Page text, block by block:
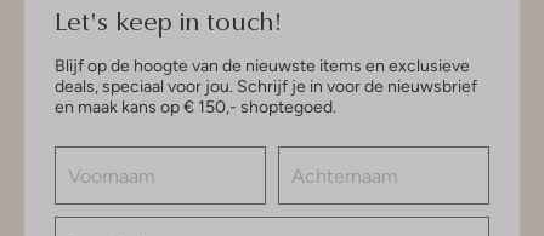
Let's keep in touch!
Blijf op de hoogte van de nieuwste items en exclusieve
deals, speciaal voor jou. Schrijf je in voor de nieuwsbrief
en maak kans op € 150,- shoptegoed.